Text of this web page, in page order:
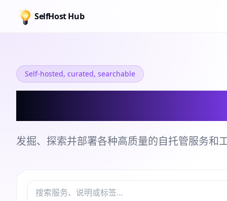
SelfHost Hub
Self-hosted, curated, searchable
发掘、探索并部署各种高质量的自托管服务和